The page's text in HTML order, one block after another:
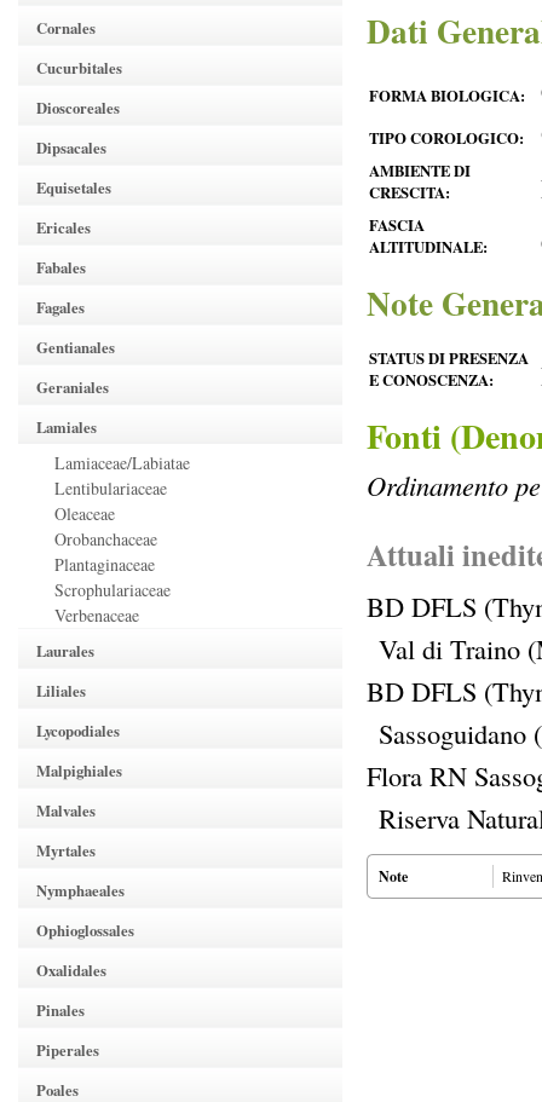
Cornales
Cucurbitales
Dioscoreales
Dipsacales
Equisetales
Ericales
Fabales
Fagales
Gentianales
Geraniales
Lamiales
Lamiaceae/Labiatae
Lentibulariaceae
Oleaceae
Orobanchaceae
Plantaginaceae
Scrophulariaceae
Verbenaceae
Laurales
Liliales
Lycopodiales
Malpighiales
Malvales
Myrtales
Nymphaeales
Ophioglossales
Oxalidales
Pinales
Piperales
Poales
Dati
FORMA BIOLOGICA:
TIPO COROLOGICO:
AMBIENTE DI
CRESCITA:
FASCIA
ALTITUDINALE:
Note
STATUS DI PRESENZA
E CONOSCENZA:
Fonti
Ordinamento
Attuali
BD DFLS
Val di Traino
BD DFLS
Flora RN
Riserva
Note